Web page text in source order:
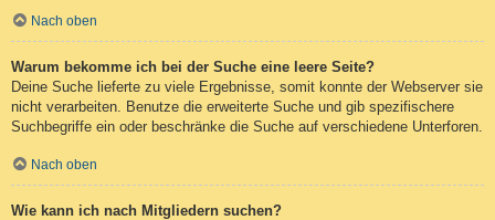
Nach oben
Warum bekomme ich bei der Suche eine leere Seite?
Deine Suche lieferte zu viele Ergebnisse, somit konnte der Webserver sie
nicht verarbeiten. Benutze die erweiterte Suche und gib spezifischere
Suchbegriffe ein oder beschränke die Suche auf verschiedene Unterforen.
Nach oben
Wie kann ich nach Mitgliedern suchen?